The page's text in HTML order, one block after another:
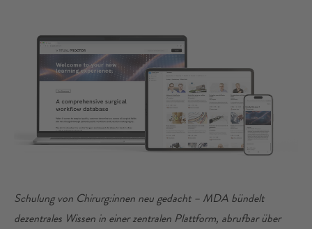
Schulung von Chirurg:innen neu gedacht – MDA bündelt
dezentrales Wissen in einer zentralen Plattform, abrufbar über